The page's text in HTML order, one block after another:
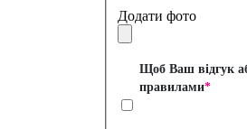
Додати фото
Щоб Ваш відгук
правилами*